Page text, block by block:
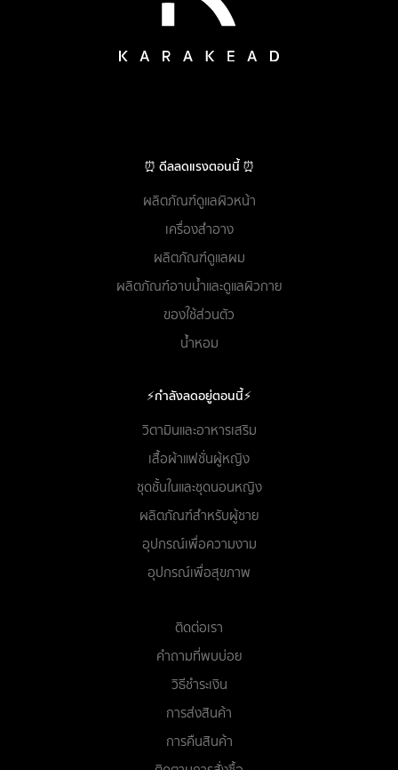
⏰ ดีลลดแรงตอนนี้ ⏰
ผลิตภัณฑ์ดูแลผิวหน้า
เครื่องสำอาง
ผลิตภัณฑ์ดูแลผม
ผลิตภัณฑ์อาบน้ำและดูแลผิวกาย
ของใช้ส่วนตัว
น้ำหอม
⚡กำลังลดอยู่ตอนนี้⚡
วิตามินและอาหารเสริม
เสื้อผ้าแฟชั่นผู้หญิง
ชุดชั้นในและชุดนอนหญิง
ผลิตภัณฑ์สำหรับผู้ชาย
อุปกรณ์เพื่อความงาม
อุปกรณ์เพื่อสุขภาพ
ติดต่อเรา
คำถามที่พบบ่อย
วิธีชำระเงิน
การส่งสินค้า
การคืนสินค้า